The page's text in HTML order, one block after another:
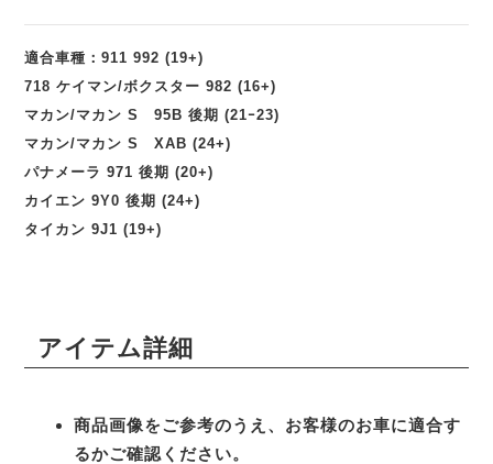
適合車種：911 992 (19+)
718 ケイマン/ボクスター 982 (16+)
マカン/マカン S 95B 後期 (21ｰ23)
マカン/マカン S XAB (24+)
パナメーラ 971 後期 (20+)
カイエン 9Y0 後期 (24+)
タイカン 9J1 (19+)
アイテム詳細
商品画像をご参考のうえ、お客様のお車に適合す
るかご確認ください。